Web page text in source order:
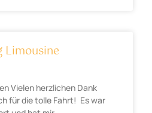
Limousine
Vielen herzlichen Dank
für die tolle Fahrt! Es war